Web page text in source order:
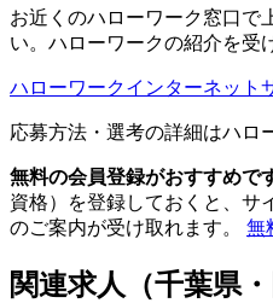
お近くのハローワーク窓口で
い。ハローワークの紹介を受
ハローワークインターネット
応募方法・選考の詳細はハロ
無料の会員登録がおすすめで
資格）を登録しておくと、サ
のご案内が受け取れます。 無
関連求人（千葉県